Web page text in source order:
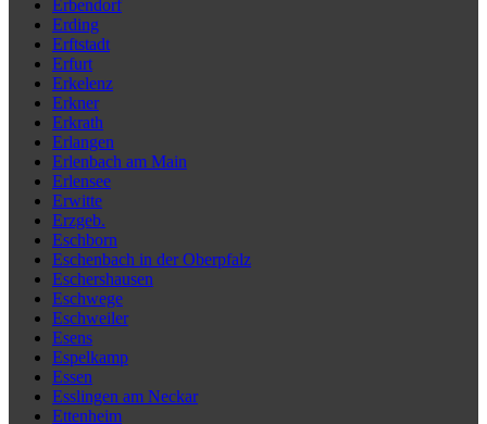
Erbendorf
Erding
Erftstadt
Erfurt
Erkelenz
Erkner
Erkrath
Erlangen
Erlenbach am Main
Erlensee
Erwitte
Erzgeb.
Eschborn
Eschenbach in der Oberpfalz
Eschershausen
Eschwege
Eschweiler
Esens
Espelkamp
Essen
Esslingen am Neckar
Ettenheim